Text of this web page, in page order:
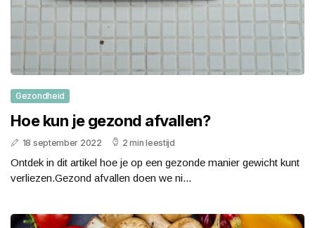
Gezondheid
Hoe kun je gezond afvallen?
18 september 2022 2 min leestijd
Ontdek in dit artikel hoe je op een gezonde manier gewicht kunt
verliezen.Gezond afvallen doen we ni...